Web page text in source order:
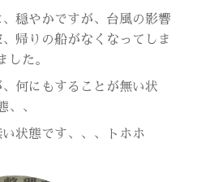
穏やかですが、台風の影響
帰りの船がなくなってしま
した。
何にもすることが無い状
、、
状態です、、、トホホ